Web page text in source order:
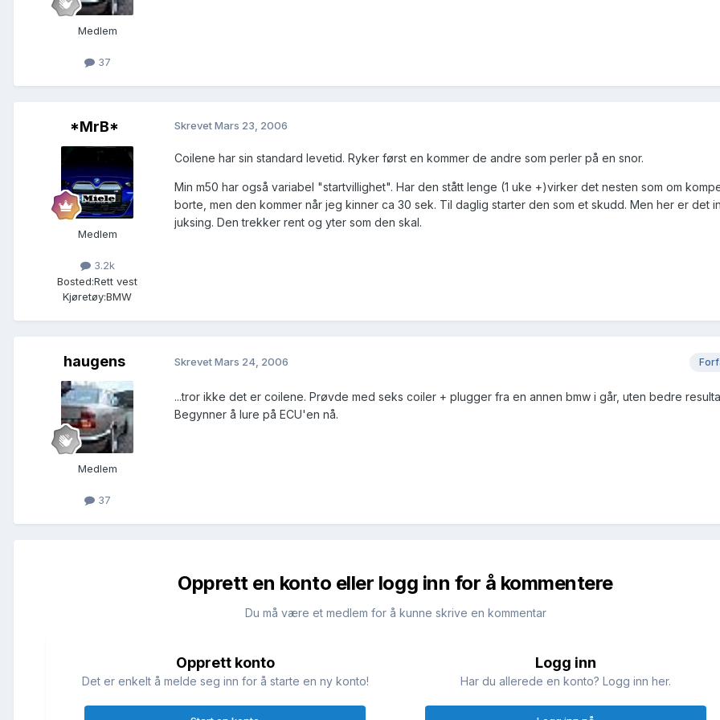
Medlem
37
*MrB*
Medlem
3.2k
Bosted:Rett vest
Kjøretøy:BMW
SkrevetMars 23, 2006
Coilene har sin standard levetid. Ryker først en kommer de andre som perler på en snor.
Min m50 har også variabel "startvillighet". Har den stått lenge (1 uke +)virker det nesten som om
borte, men den kommer når jeg kinner ca 30 sek. Til daglig starter den som et skudd. Men her er det
juksing. Den trekker rent og yter som den skal.
haugens
Medlem
37
SkrevetMars 24, 2006
...tror ikke det er coilene. Prøvde med seks coiler + plugger fra en annen bmw i går, uten bedre
Begynner å lure på ECU'en nå.
Opprett en konto eller logg inn for å kommentere
Du må være et medlem for å kunne skrive en kommentar
Opprett konto
Det er enkelt å melde seg inn for å starte en ny konto!
Logg inn
Har du allerede en konto? Logg inn her.